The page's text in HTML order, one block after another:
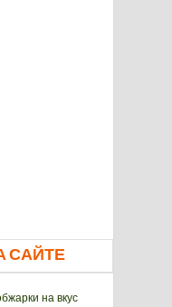
САЙТЕ
на вкус